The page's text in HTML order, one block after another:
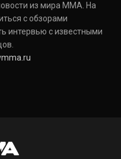
из мира ММА. На
с обзорами
интервью с известными